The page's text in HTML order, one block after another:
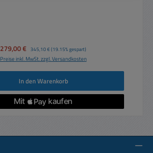
Verkaufspreis:
279,00 € Regulärer Preis:
345,10 € (19.15% gespart)
Preise inkl. MwSt. zzgl. Versandkosten
In den Warenkorb